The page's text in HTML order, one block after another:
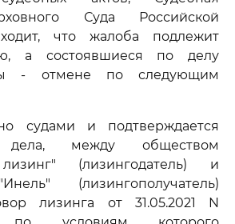
Суда Российской
что жалоба подлежит
а состоявшиеся по делу
- отмене по следующим
судами и подтверждается
дела, между обществом
(лизингодатель) и
(лизингополучатель)
лизинга от 31.05.2021 N